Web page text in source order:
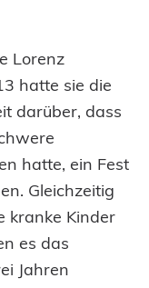
Lorenz
hatte sie die
darüber, dass
hatte, ein Fest
Gleichzeitig
kranke Kinder
es das
Jahren